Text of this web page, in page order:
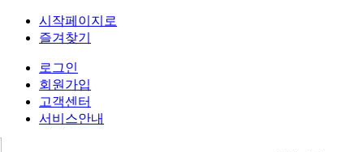
시작페이지로
즐겨찾기
로그인
회원가입
고객센터
서비스안내